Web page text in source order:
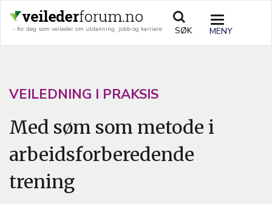
hovedinnhold
- for deg som veileder om utdanning, jobb og karriere SØK
A
T
I
C
L
VEILEDNING I PRAKSIS
Med søm som metode i
arbeidsforberedende
trening